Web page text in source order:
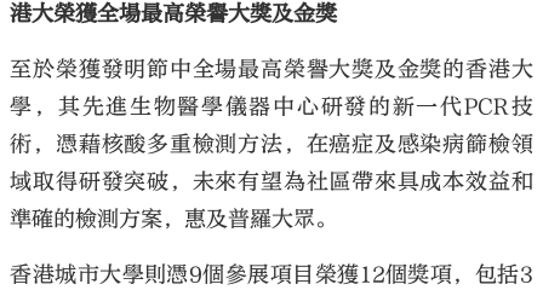
港大榮獲全場最高榮譽大獎及金獎
至於榮獲發明節中全場最高榮譽大獎及金獎的香港大
學，其先進生物醫學儀器中心研發的新一代PCR技
術，憑藉核酸多重檢測方法，在癌症及感染病篩檢領
域取得研發突破，未來有望為社區帶來具成本效益和
準確的檢測方案，惠及普羅大眾。
香港城市大學則憑9個參展項目榮獲12個獎項，包括3